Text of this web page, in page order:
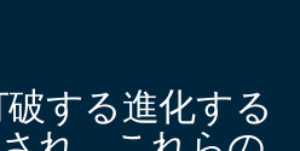
破する進化する